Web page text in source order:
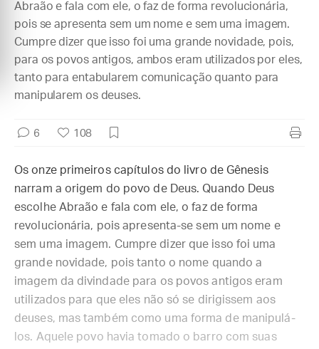
Abraão e fala com ele, o faz de forma revolucionária,
pois se apresenta sem um nome e sem uma imagem.
Cumpre dizer que isso foi uma grande novidade, pois,
para os povos antigos, ambos eram utilizados por eles,
tanto para entabularem comunicação quanto para
manipularem os deuses.
6 108
Os onze primeiros capítulos do livro de Gênesis
narram a origem do povo de Deus. Quando Deus
escolhe Abraão e fala com ele, o faz de forma
revolucionária, pois apresenta-se sem um nome e
sem uma imagem. Cumpre dizer que isso foi uma
grande novidade, pois tanto o nome quando a
imagem da divindade para os povos antigos eram
utilizados para que eles não só se dirigissem aos
deuses, mas também como uma forma de manipulá-
los. Aquele povo havia tomado o barro com suas